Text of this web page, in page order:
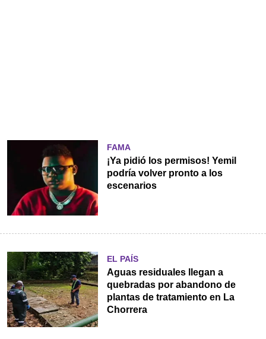
FAMA
¡Ya pidió los permisos! Yemil
podría volver pronto a los
escenarios
EL PAÍS
Aguas residuales llegan a
quebradas por abandono de
plantas de tratamiento en La
Chorrera